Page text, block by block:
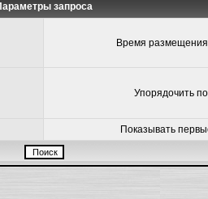
запроса
Время
Упорядочить
Показывать